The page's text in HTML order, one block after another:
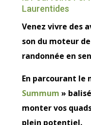
Laurentides
Venez vivre des
son du moteur
randonnée en
En parcourant le
Summum »
monter vos
plein potentiel.